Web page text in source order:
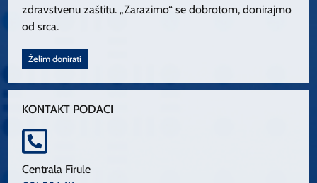
zdravstvenu zaštitu. „Zarazimo“ se dobrotom, donirajmo
od srca.
Želim donirati
KONTAKT PODACI
Centrala Firule